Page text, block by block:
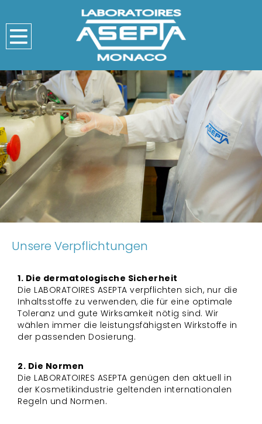
Unsere Verpflichtungen
1. Die dermatologische Sicherheit
Die LABORATOIRES ASEPTA verpflichten sich, nur die
Inhaltsstoffe zu verwenden, die für eine optimale
Toleranz und gute Wirksamkeit nötig sind. Wir
wählen immer die leistungsfähigsten Wirkstoffe in
der passenden Dosierung.
2. Die Normen
Die LABORATOIRES ASEPTA genügen den aktuell in
der Kosmetikindustrie geltenden internationalen
Regeln und Normen.